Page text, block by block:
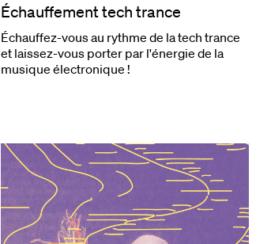
Échauffement tech trance
Échauffez-vous au rythme de la tech trance
et laissez-vous porter par l'énergie de la
musique électronique !